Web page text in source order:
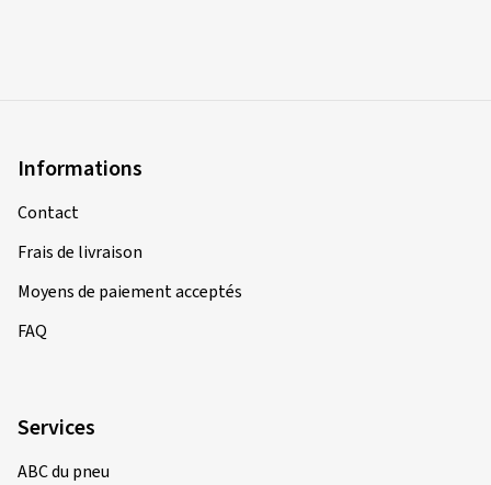
Informations
Contact
Frais de livraison
Moyens de paiement acceptés
FAQ
Services
ABC du pneu